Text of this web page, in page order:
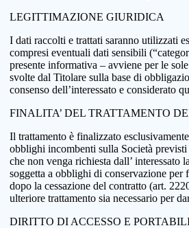
LEGITTIMAZIONE GIURIDICA
I dati raccolti e trattati saranno utilizzati
compresi eventuali dati sensibili
presente informativa – avviene per le
svolte dal Titolare sulla base di
consenso dell’interessato e considerato
FINALITA’ DEL TRATTAMENTO
Il trattamento è finalizzato
obblighi incombenti sulla Società
che non venga richiesta dall’
soggetta a obblighi di conservazione
dopo la cessazione del contratto (art.
ulteriore trattamento sia necessario per
DIRITTO DI ACCESSO E